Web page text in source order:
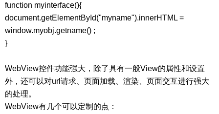
function myinterface(){
document.getElementById("myname").innerHTML =
window.myobj.getname() ;
}
WebView控件功能强大，除了具有一般View的属性和设置
外，还可以对url请求、页面加载、渲染、页面交互进行强大
的处理。
WebView有几个可以定制的点：